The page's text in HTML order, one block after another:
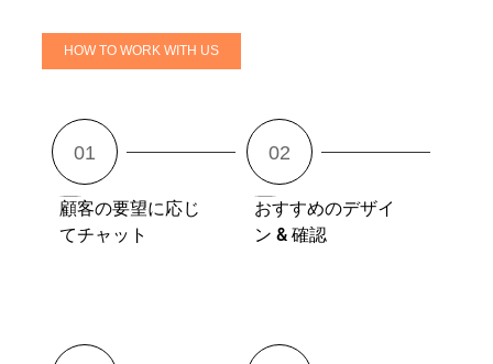
HOW TO WORK WITH US
顧客の要望に応じ
てチャット
おすすめのデザイ
ン & 確認